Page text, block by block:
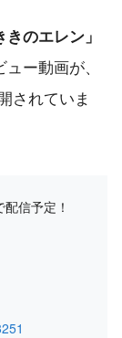
きのエレン」
ー動画が、
されていま
信予定！